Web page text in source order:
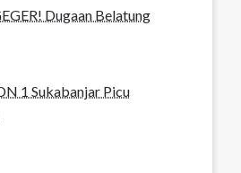
Dugaan Belatung
1 Sukabanjar Picu